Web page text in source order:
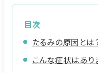
目次
たるみの原因とは
こんな症状はあり